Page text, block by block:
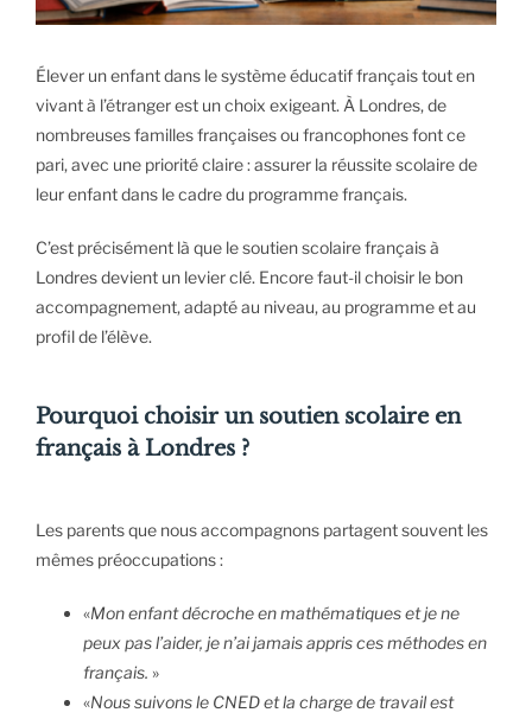
Élever un enfant dans le système éducatif français tout en
vivant à l’étranger est un choix exigeant. À Londres, de
nombreuses familles françaises ou francophones font ce
pari, avec une priorité claire : assurer la réussite scolaire de
leur enfant dans le cadre du programme français.
C’est précisément là que le soutien scolaire français à
Londres devient un levier clé. Encore faut-il choisir le bon
accompagnement, adapté au niveau, au programme et au
profil de l’élève.
Pourquoi choisir un soutien scolaire en
français à Londres ?
Les parents que nous accompagnons partagent souvent les
mêmes préoccupations :
«Mon enfant décroche en mathématiques et je ne
peux pas l’aider, je n’ai jamais appris ces méthodes en
français. »
«Nous suivons le CNED et la charge de travail est